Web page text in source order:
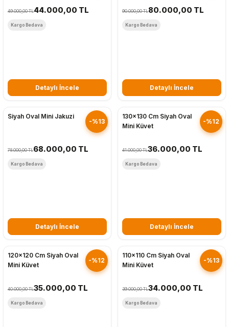
49.000,00 TL44.000,00 TL
Kargo Bedava
Detaylı İncele
90.000,00 TL80.000,00 TL
Kargo Bedava
Detaylı İncele
-%13
Siyah Oval Mini Jakuzi
78.000,00 TL68.000,00 TL
Kargo Bedava
Detaylı İncele
-%12
130x130 Cm Siyah Oval
Mini Küvet
41.000,00 TL36.000,00 TL
Kargo Bedava
Detaylı İncele
-%12
120x120 Cm Siyah Oval
Mini Küvet
40.000,00 TL35.000,00 TL
Kargo Bedava
-%13
110x110 Cm Siyah Oval
Mini Küvet
39.000,00 TL34.000,00 TL
Kargo Bedava